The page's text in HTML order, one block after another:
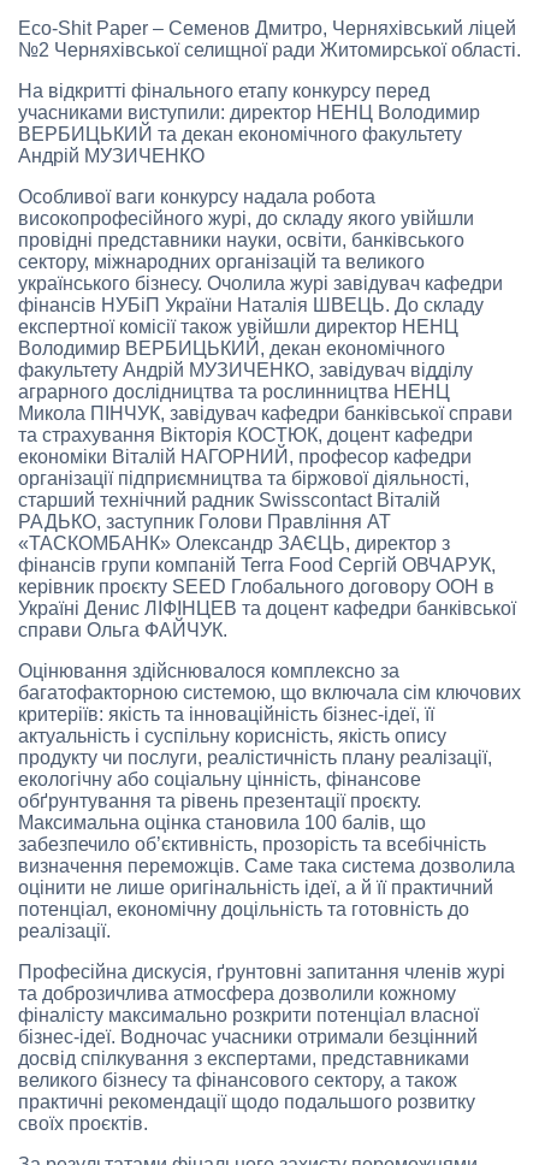
Eco-Shit Paper – Семенов Дмитро, Черняхівський ліцей
№2 Черняхівської селищної ради Житомирської області.
На відкритті фінального етапу конкурсу перед
учасниками виступили: директор НЕНЦ Володимир
ВЕРБИЦЬКИЙ та декан економічного факультету
Андрій МУЗИЧЕНКО
Особливої ваги конкурсу надала робота
високопрофесійного журі, до складу якого увійшли
провідні представники науки, освіти, банківського
сектору, міжнародних організацій та великого
українського бізнесу. Очолила журі завідувач кафедри
фінансів НУБіП України Наталія ШВЕЦЬ. До складу
експертної комісії також увійшли директор НЕНЦ
Володимир ВЕРБИЦЬКИЙ, декан економічного
факультету Андрій МУЗИЧЕНКО, завідувач відділу
аграрного дослідництва та рослинництва НЕНЦ
Микола ПІНЧУК, завідувач кафедри банківської справи
та страхування Вікторія КОСТЮК, доцент кафедри
економіки Віталій НАГОРНИЙ, професор кафедри
організації підприємництва та біржової діяльності,
старший технічний радник Swisscontact Віталій
РАДЬКО, заступник Голови Правління АТ
«ТАСКОМБАНК» Олександр ЗАЄЦЬ, директор з
фінансів групи компаній Terra Food Сергій ОВЧАРУК,
керівник проєкту SEED Глобального договору ООН в
Україні Денис ЛІФІНЦЕВ та доцент кафедри банківської
справи Ольга ФАЙЧУК.
Оцінювання здійснювалося комплексно за
багатофакторною системою, що включала сім ключових
критеріїв: якість та інноваційність бізнес-ідеї, її
актуальність і суспільну корисність, якість опису
продукту чи послуги, реалістичність плану реалізації,
екологічну або соціальну цінність, фінансове
обґрунтування та рівень презентації проєкту.
Максимальна оцінка становила 100 балів, що
забезпечило об’єктивність, прозорість та всебічність
визначення переможців. Саме така система дозволила
оцінити не лише оригінальність ідеї, а й її практичний
потенціал, економічну доцільність та готовність до
реалізації.
Професійна дискусія, ґрунтовні запитання членів журі
та доброзичлива атмосфера дозволили кожному
фіналісту максимально розкрити потенціал власної
бізнес-ідеї. Водночас учасники отримали безцінний
досвід спілкування з експертами, представниками
великого бізнесу та фінансового сектору, а також
практичні рекомендації щодо подальшого розвитку
своїх проєктів.